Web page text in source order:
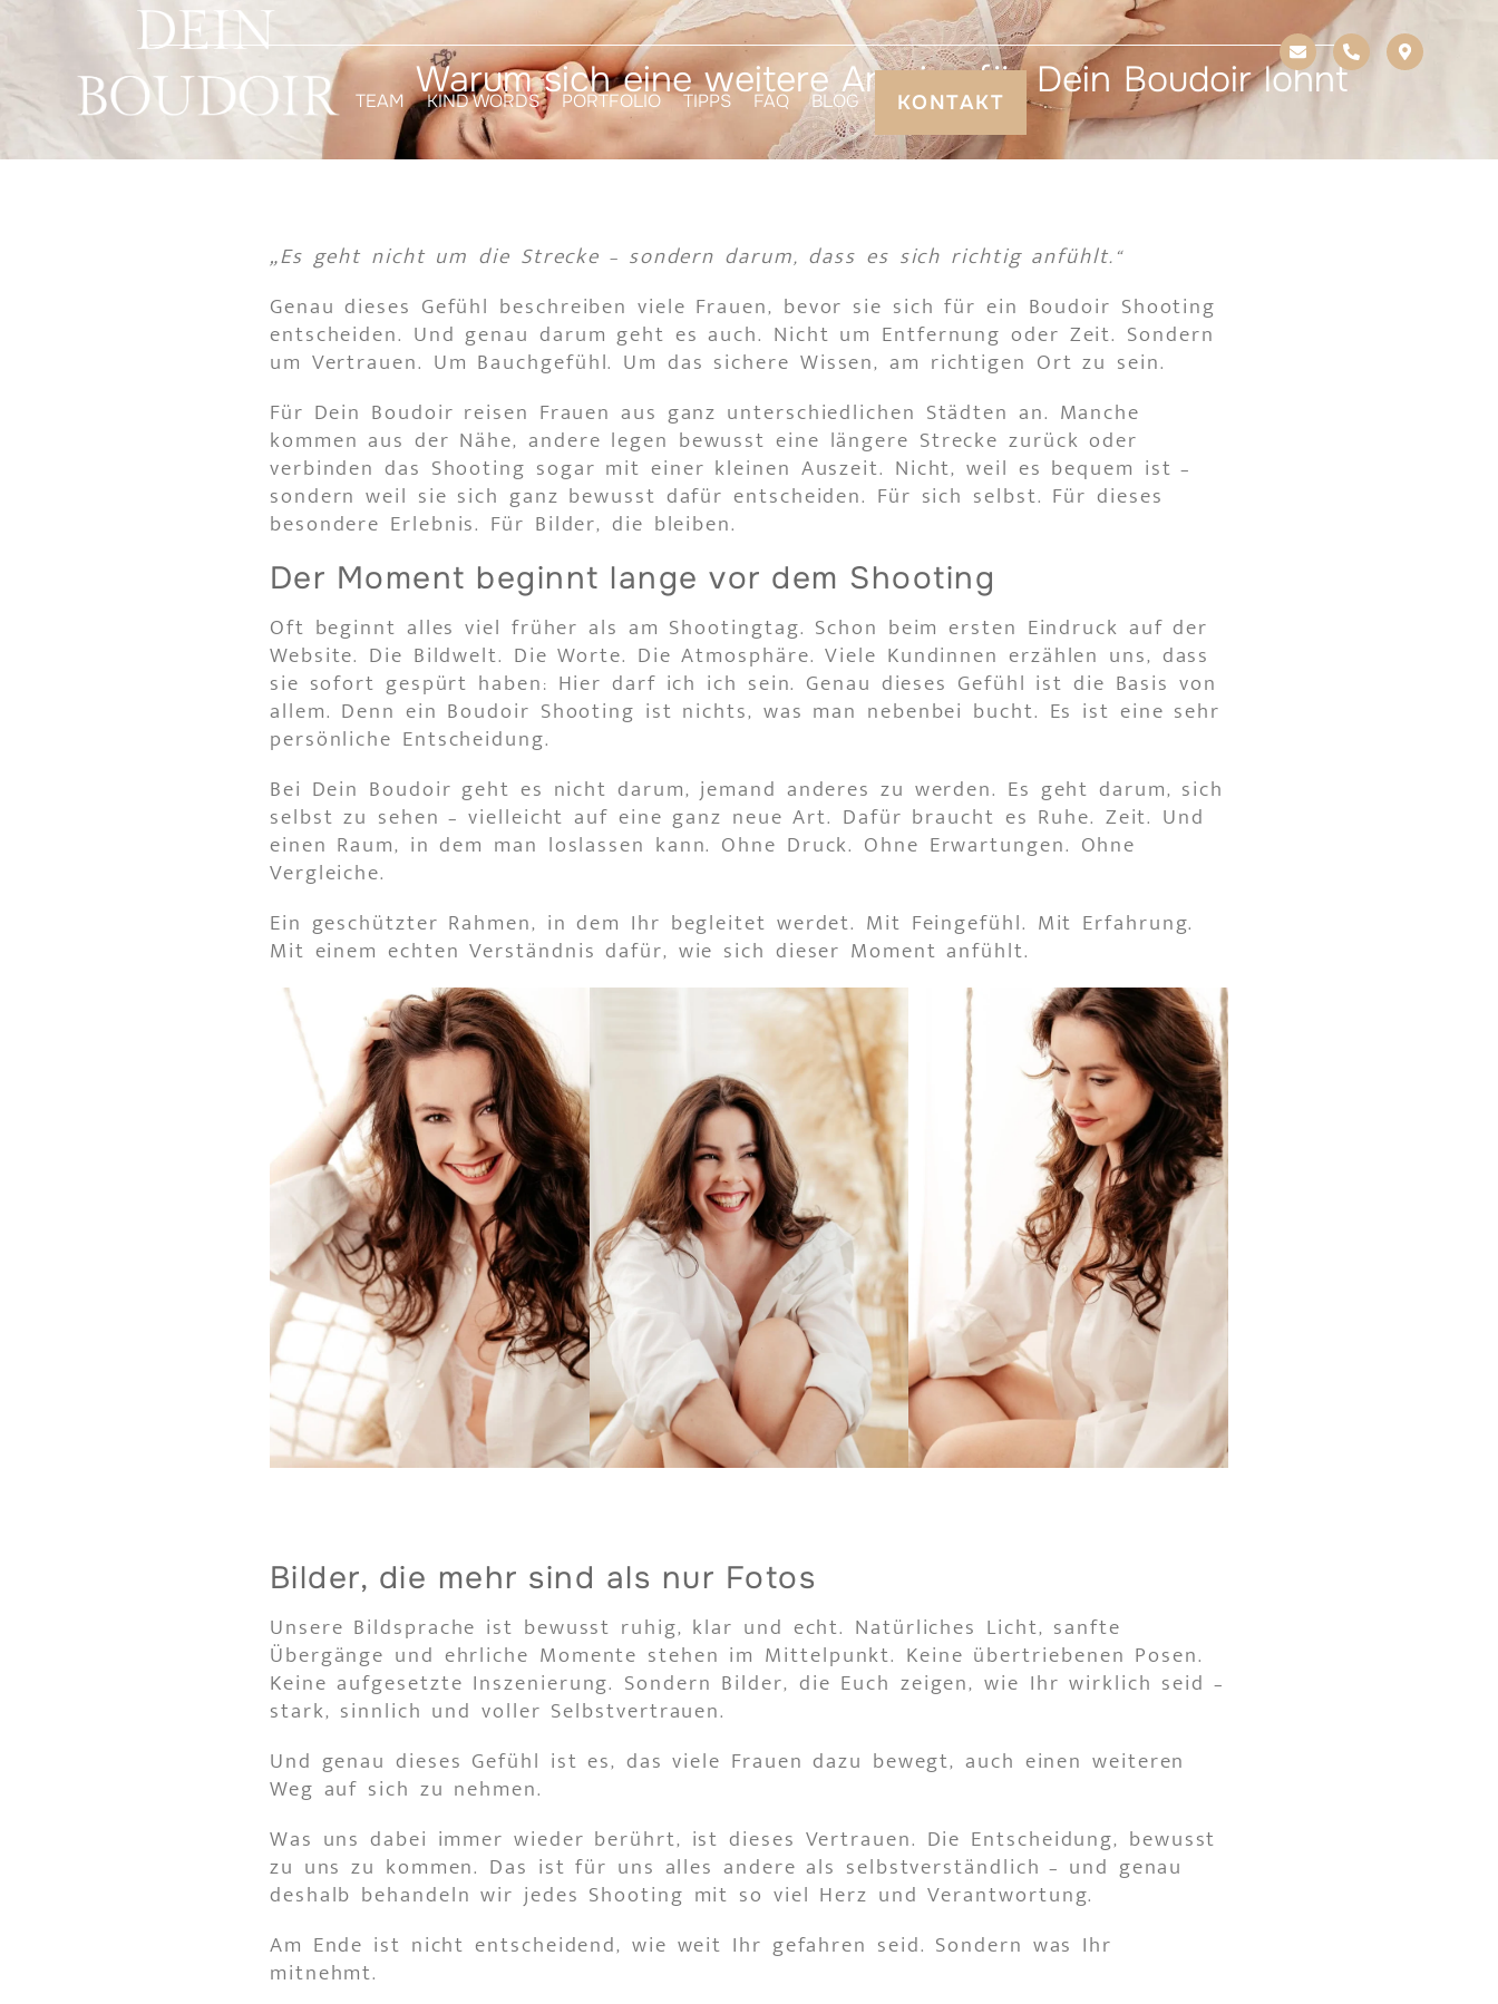
TEAM KIND WORDS PORTFOLIO TIPPS FAQ BLOG KONTAKT
Warum sich eine weitere Anreise für Dein Boudoir lohnt
„Es geht nicht um die Strecke – sondern darum, dass es sich richtig anfühlt.“
Genau dieses Gefühl beschreiben viele Frauen, bevor sie sich für ein Boudoir Shooting
entscheiden. Und genau darum geht es auch. Nicht um Entfernung oder Zeit. Sondern
um Vertrauen. Um Bauchgefühl. Um das sichere Wissen, am richtigen Ort zu sein.
Für Dein Boudoir reisen Frauen aus ganz unterschiedlichen Städten an. Manche
kommen aus der Nähe, andere legen bewusst eine längere Strecke zurück oder
verbinden das Shooting sogar mit einer kleinen Auszeit. Nicht, weil es bequem ist –
sondern weil sie sich ganz bewusst dafür entscheiden. Für sich selbst. Für dieses
besondere Erlebnis. Für Bilder, die bleiben.
Der Moment beginnt lange vor dem Shooting
Oft beginnt alles viel früher als am Shootingtag. Schon beim ersten Eindruck auf der
Website. Die Bildwelt. Die Worte. Die Atmosphäre. Viele Kundinnen erzählen uns, dass
sie sofort gespürt haben: Hier darf ich ich sein. Genau dieses Gefühl ist die Basis von
allem. Denn ein Boudoir Shooting ist nichts, was man nebenbei bucht. Es ist eine sehr
persönliche Entscheidung.
Bei Dein Boudoir geht es nicht darum, jemand anderes zu werden. Es geht darum, sich
selbst zu sehen – vielleicht auf eine ganz neue Art. Dafür braucht es Ruhe. Zeit. Und
einen Raum, in dem man loslassen kann. Ohne Druck. Ohne Erwartungen. Ohne
Vergleiche.
Ein geschützter Rahmen, in dem Ihr begleitet werdet. Mit Feingefühl. Mit Erfahrung.
Mit einem echten Verständnis dafür, wie sich dieser Moment anfühlt.
Bilder, die mehr sind als nur Fotos
Unsere Bildsprache ist bewusst ruhig, klar und echt. Natürliches Licht, sanfte
Übergänge und ehrliche Momente stehen im Mittelpunkt. Keine übertriebenen Posen.
Keine aufgesetzte Inszenierung. Sondern Bilder, die Euch zeigen, wie Ihr wirklich seid –
stark, sinnlich und voller Selbstvertrauen.
Und genau dieses Gefühl ist es, das viele Frauen dazu bewegt, auch einen weiteren
Weg auf sich zu nehmen.
Was uns dabei immer wieder berührt, ist dieses Vertrauen. Die Entscheidung, bewusst
zu uns zu kommen. Das ist für uns alles andere als selbstverständlich – und genau
deshalb behandeln wir jedes Shooting mit so viel Herz und Verantwortung.
Am Ende ist nicht entscheidend, wie weit Ihr gefahren seid. Sondern was Ihr
mitnehmt.